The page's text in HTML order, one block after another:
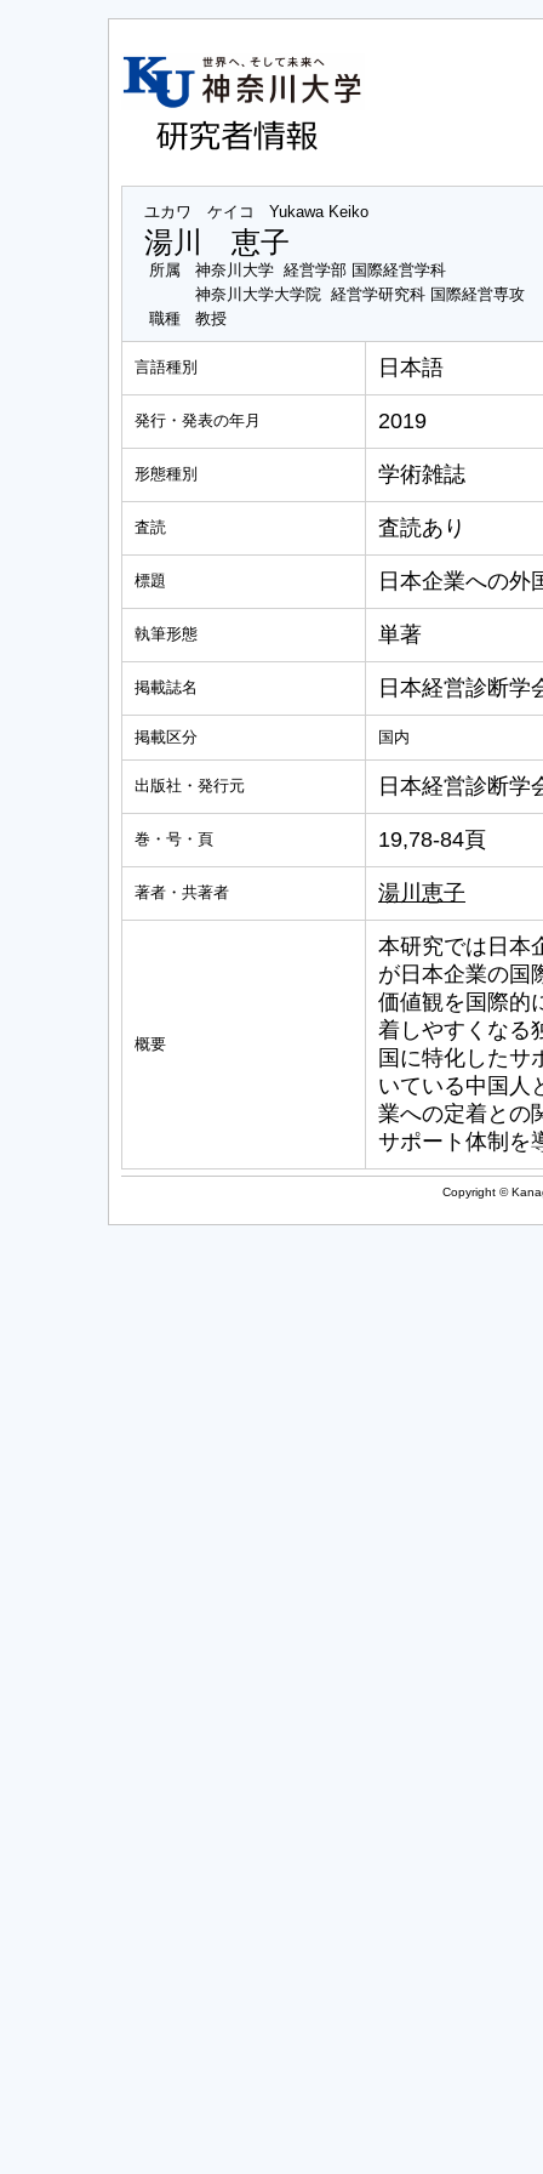
ユカワ ケイコ Yukawa Keiko
湯川 恵子
所属
神奈川大学 経営学部 国際経営学科
神奈川大学大学院 経営学研究科 国際経営専攻
職種
教授
言語種別 日本語
発行・発表の年月 2019
形態種別 学術雑誌
査読 査読あり
標題 日本企業への外
執筆形態 単著
掲載誌名 日本経営診断学
掲載区分 国内
出版社・発行元 日本経営診断学
巻・号・頁 19,78-84頁
著者・共著者 湯川恵子
概要
本研究では日本
が日本企業の国
価値観を国際的
着しやすくなる
国に特化したサ
いている中国人
業への定着と
サポート体制を
Copyright ©